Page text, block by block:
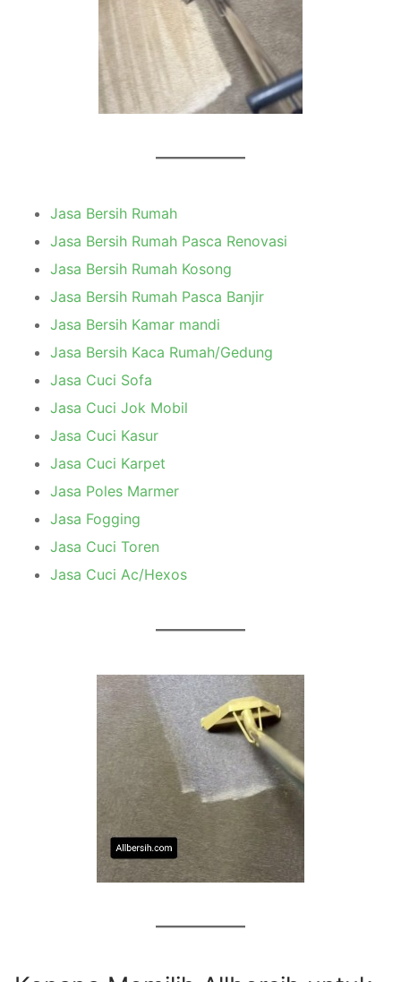
Jasa Bersih Rumah
Jasa Bersih Rumah Pasca Renovasi
Jasa Bersih Rumah Kosong
Jasa Bersih Rumah Pasca Banjir
Jasa Bersih Kamar mandi
Jasa Bersih Kaca Rumah/Gedung
Jasa Cuci Sofa
Jasa Cuci Jok Mobil
Jasa Cuci Kasur
Jasa Cuci Karpet
Jasa Poles Marmer
Jasa Fogging
Jasa Cuci Toren
Jasa Cuci Ac/Hexos